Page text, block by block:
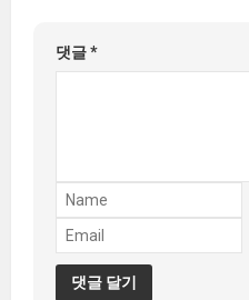
댓글*